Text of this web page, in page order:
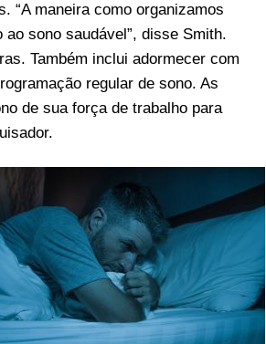
“A maneira como organizamos
sono saudável”, disse Smith.
Também inclui adormecer com
regular de sono. As
de sua força de trabalho para